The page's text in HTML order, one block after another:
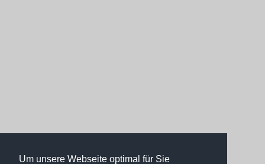
Um unsere Webseite optimal für Sie